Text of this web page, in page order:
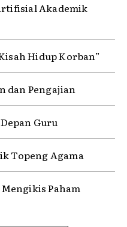
Akademik
Hidup Korban”
dan Pengajian
Guru
Topeng Agama
Paham